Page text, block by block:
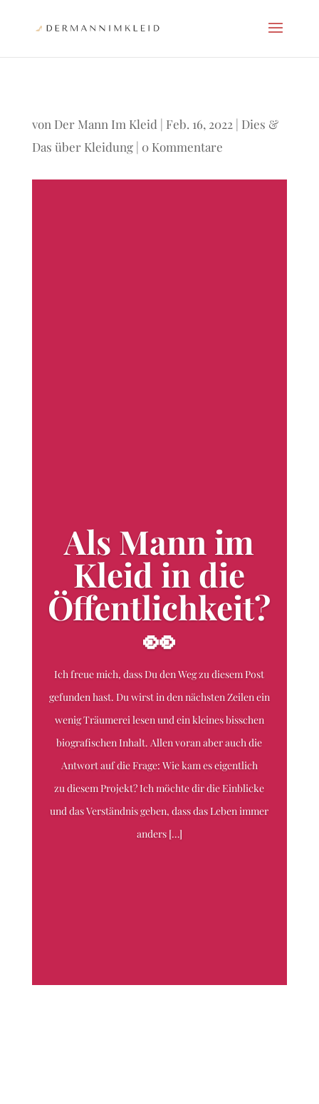
von Der Mann Im Kleid | Feb. 16, 2022| Dies &
Das über Kleidung| 0 Kommentare
Als Mann im
Kleid in die
Öffentlichkeit?
👀
Ich freue mich, dass Du den Weg zu diesem Post
gefunden hast. Du wirst in den nächsten Zeilen ein
wenig Träumerei lesen und ein kleines bisschen
biografischen Inhalt. Allen voran aber auch die
Antwort auf die Frage: Wie kam es eigentlich
zu diesem Projekt? Ich möchte dir die Einblicke
und das Verständnis geben, dass das Leben immer
anders […]